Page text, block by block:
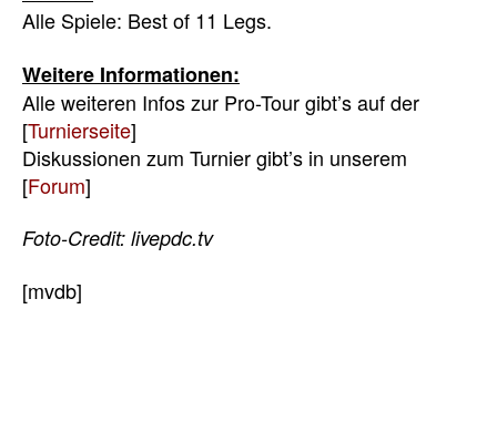
Alle Spiele: Best of 11 Legs.
Weitere Informationen:
Alle weiteren Infos zur Pro-Tour gibt’s auf der
[Turnierseite]
Diskussionen zum Turnier gibt’s in unserem
[Forum]
Foto-Credit: livepdc.tv
[mvdb]